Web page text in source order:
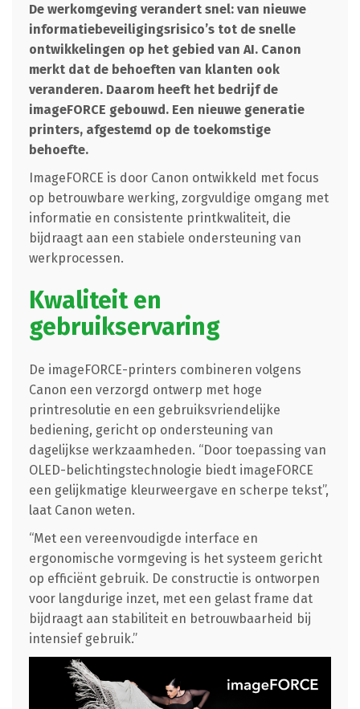
De werkomgeving verandert snel: van nieuwe
informatiebeveiligingsrisico’s tot de snelle
ontwikkelingen op het gebied van AI. Canon
merkt dat de behoeften van klanten ook
veranderen. Daarom heeft het bedrijf de
imageFORCE gebouwd. Een nieuwe generatie
printers, afgestemd op de toekomstige
behoefte.
ImageFORCE is door Canon ontwikkeld met focus
op betrouwbare werking, zorgvuldige omgang met
informatie en consistente printkwaliteit, die
bijdraagt aan een stabiele ondersteuning van
werkprocessen.
Kwaliteit en
gebruikservaring
De imageFORCE-printers combineren volgens
Canon een verzorgd ontwerp met hoge
printresolutie en een gebruiksvriendelijke
bediening, gericht op ondersteuning van
dagelijkse werkzaamheden. “Door toepassing van
OLED-belichtingstechnologie biedt imageFORCE
een gelijkmatige kleurweergave en scherpe tekst”,
laat Canon weten.
“Met een vereenvoudigde interface en
ergonomische vormgeving is het systeem gericht
op efficiënt gebruik. De constructie is ontworpen
voor langdurige inzet, met een gelast frame dat
bijdraagt aan stabiliteit en betrouwbaarheid bij
intensief gebruik.”